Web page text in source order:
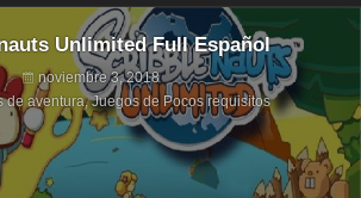
Unlimited Full Español
noviembre 3, 2018
de aventura,Juegos de Pocos requisitos